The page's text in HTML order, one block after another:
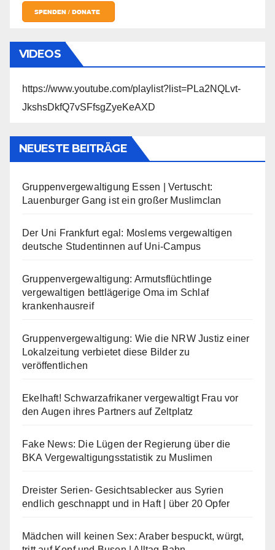
VIDEOS
https://www.youtube.com/playlist?list=PLa2NQLvt-
JkshsDkfQ7vSFfsgZyeKeAXD
NEUESTE BEITRÄGE
Gruppenvergewaltigung Essen | Vertuscht:
Lauenburger Gang ist ein großer Muslimclan
Der Uni Frankfurt egal: Moslems vergewaltigen
deutsche Studentinnen auf Uni-Campus
Gruppenvergewaltigung: Armutsflüchtlinge
vergewaltigen bettlägerige Oma im Schlaf
krankenhausreif
Gruppenvergewaltigung: Wie die NRW Justiz einer
Lokalzeitung verbietet diese Bilder zu
veröffentlichen
Ekelhaft! Schwarzafrikaner vergewaltigt Frau vor
den Augen ihres Partners auf Zeltplatz
Fake News: Die Lügen der Regierung über die
BKA Vergewaltigungsstatistik zu Muslimen
Dreister Serien- Gesichtsablecker aus Syrien
endlich geschnappt und in Haft | über 20 Opfer
Mädchen will keinen Sex: Araber bespuckt, würgt,